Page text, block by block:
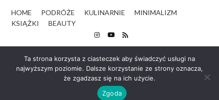
HOME PODRÓŻE KULINARNIE
MINIMALIZM
KSIĄŻKI
BEAUTY
Ta strona korzysta z ciasteczek aby świadczyć usługi na
najwyższym poziomie. Dalsze korzystanie ze strony oznacza,
że zgadzasz się na ich użycie.
Zgoda